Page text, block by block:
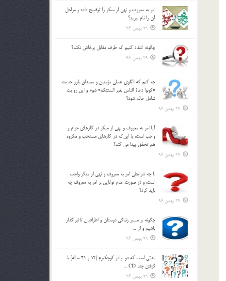
امر به معروف و نهي از منكر را توضيح داده و مراحل
آن را نام ببريد؟
29 بهمن 96
چگونه انتقاد كنيم كه طرف مقابل پرخاش نكند؟
29 بهمن 96
چه كنم كه الگوي عملي مؤمنين و مصداق بارز حديث
«كونوا دعاة الناس بغير السنتكم» شوم و اين روايت
شامل حالم شود؟
29 بهمن 96
آيا امر به معروف و نهي از منكر در كارهاي حرام و
واجب است، يا اين‌كه در كارهاي مستحب و مكروه
هم تحقق پيدا مي كند؟
29 بهمن 96
با چه شرايطي امر به معروف و نهي از منکر واجب
است، و در صورت عدم توانايي بر امر به معروف چه
بايد کرد؟
29 بهمن 96
چگونه بر مسير زندگي دوستان و اطرافيان تاثير گذار
باشيم و از …
29 بهمن 96
مدتي است كه دو برادر كوچكترم (14 و 21 ساله) با
گرفتن چند CD …
29 بهمن 96